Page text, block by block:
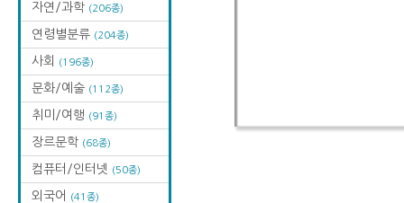
자연/과학 (206종)
연령별분류 (204종)
사회 (196종)
문화/예술 (112종)
취미/여행 (91종)
장르문학 (68종)
컴퓨터/인터넷 (50종)
외국어 (41종)